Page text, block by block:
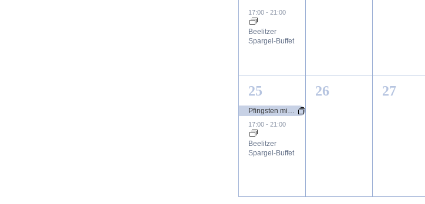
Veranstaltung,
17:00 - 21:00
Beelitzer
Spargel-Buffet
2
Veranstaltungen,
25
Pfingsten mit Livemusik
17:00 - 21:00
Beelitzer
Spargel-Buffet
0
26
0
27